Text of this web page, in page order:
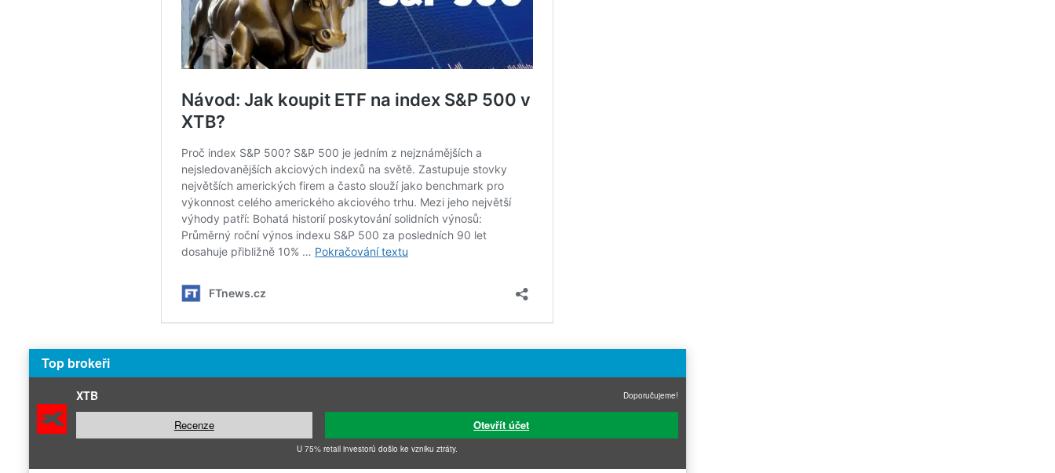
Top brokeři
XTB Doporučujeme!
Recenze Otevřít účet
U 75% retail investorů došlo ke vzniku ztráty.